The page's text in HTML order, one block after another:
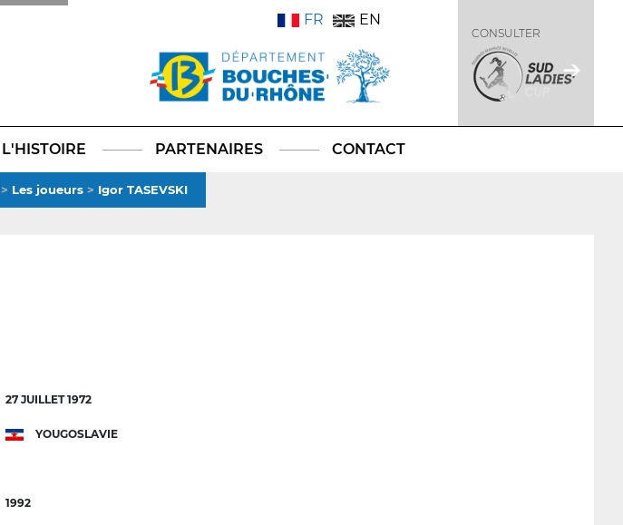
LinkedIn
X
FR EN
CONSULTER
L'HISTOIRE PARTENAIRES CONTACT
> Les joueurs> Igor TASEVSKI
27 JUILLET 1972
YOUGOSLAVIE
1992